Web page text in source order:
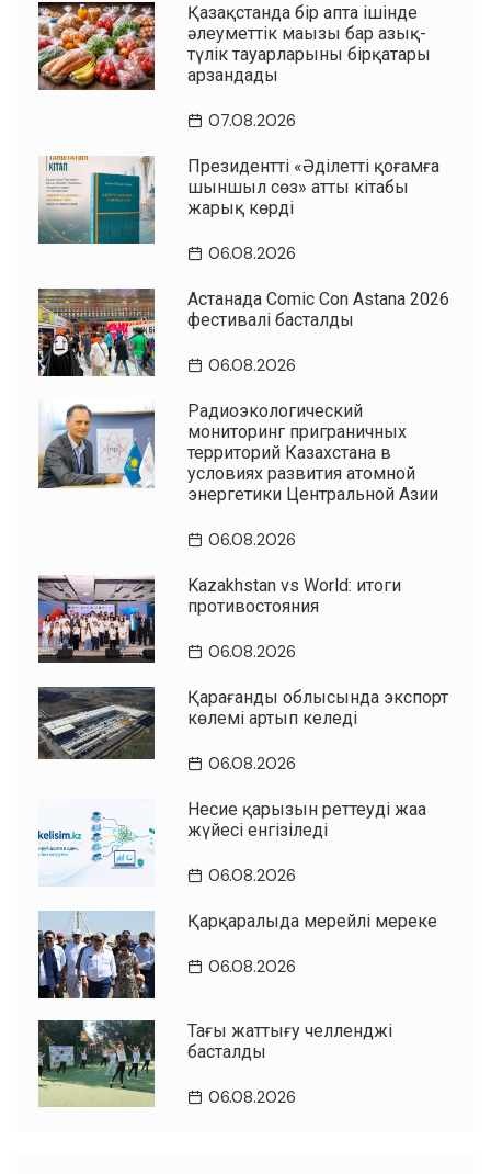
Қазақстанда бір апта ішінде
әлеуметтік маңызы бар азық-
түлік тауарларының бірқатары
арзандады
07.08.2026
Президенттің «Әділетті қоғамға
шыншыл сөз» атты кітабы
жарық көрді
06.08.2026
Астанада Comic Con Astana 2026
фестивалі басталды
06.08.2026
Радиоэкологический
мониторинг приграничных
территорий Казахстана в
условиях развития атомной
энергетики Центральной Азии
06.08.2026
Kazakhstan vs World: итоги
противостояния
06.08.2026
Қарағанды облысында экспорт
көлемі артып келеді
06.08.2026
Несие қарызын реттеудің жаңа
жүйесі енгізіледі
06.08.2026
Қарқаралыда мерейлі мереке
06.08.2026
Таңғы жаттығу челленджі
басталды
06.08.2026